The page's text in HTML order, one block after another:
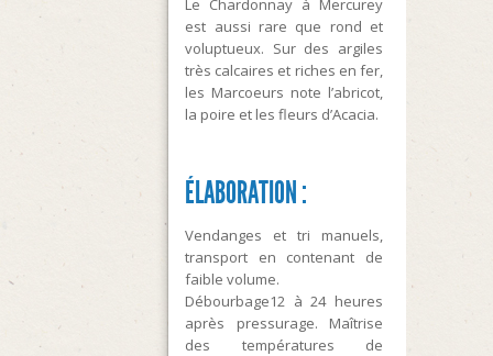
Le Chardonnay à Mercurey
est aussi rare que rond et
voluptueux. Sur des argiles
très calcaires et riches en fer,
les Marcoeurs note l’abricot,
la poire et les fleurs d’Acacia.
ÉLABORATION :
Vendanges et tri manuels,
transport en contenant de
faible volume.
Débourbage12 à 24 heures
après pressurage. Maîtrise
des températures de